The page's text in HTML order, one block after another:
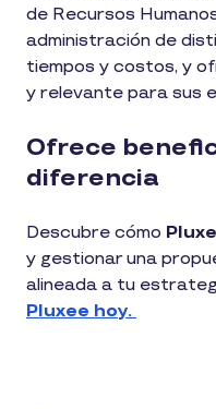
de Recursos
administración de
tiempos y costos, y
y relevante para sus
Ofrece
diferencia
Descubre cómo
y gestionar una
alineada a tu
Pluxee hoy.